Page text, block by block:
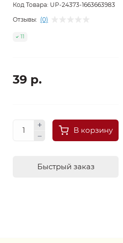
Код Товара: UP-24373-1663663983
Отзывы: (0)
11
39 р.
В корзину
Быстрый заказ